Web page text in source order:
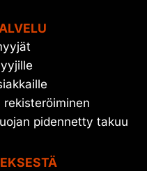
pidennetty takuu